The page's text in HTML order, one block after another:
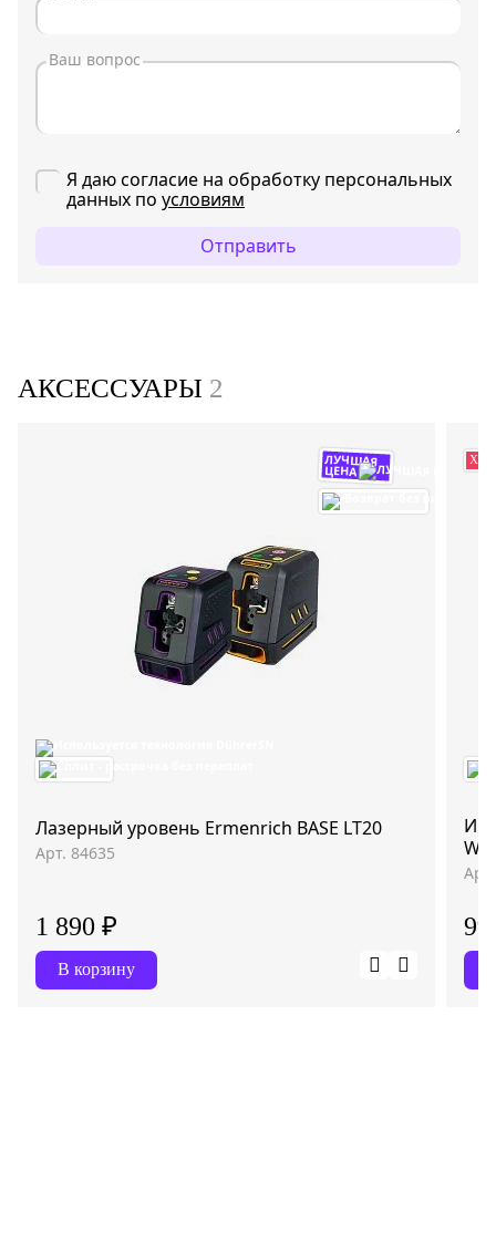
Я даю согласие на обработку персональных
данных по условиям
Отправить
АКСЕССУАРЫ 2
ЛУЧШАЯ
ЦЕНА
Лазерный уровень Ermenrich BASE LT20
Арт. 84635
1 890 ₽
В корзину